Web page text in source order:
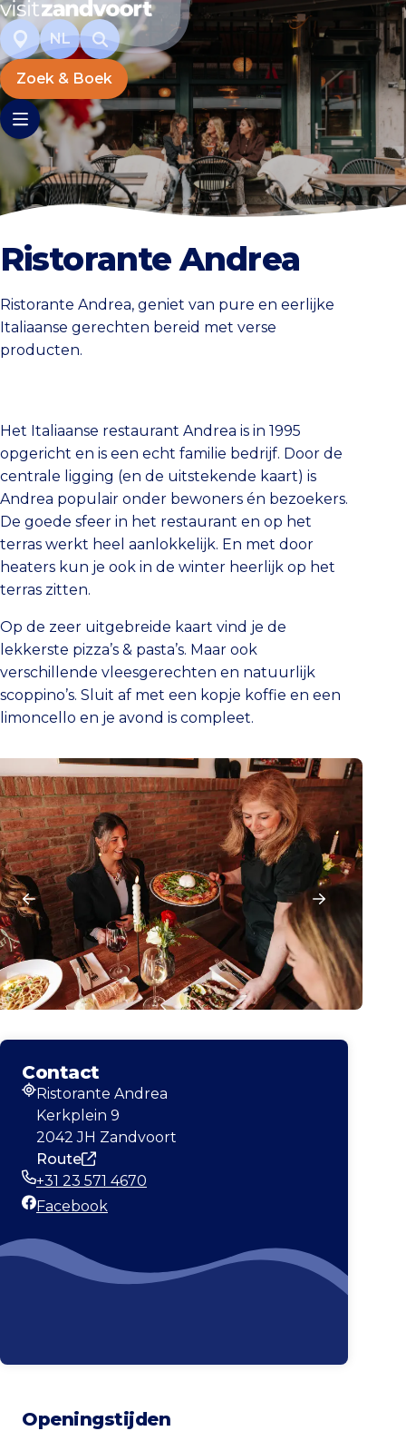
NL
Zoek & Boek
Ristorante Andrea
Ristorante Andrea, geniet van pure en eerlijke
Italiaanse gerechten bereid met verse
producten.
Het Italiaanse restaurant Andrea is in 1995
opgericht en is een echt familie bedrijf. Door de
centrale ligging (en de uitstekende kaart) is
Andrea populair onder bewoners én bezoekers.
De goede sfeer in het restaurant en op het
terras werkt heel aanlokkelijk. En met door
heaters kun je ook in de winter heerlijk op het
terras zitten.
Op de zeer uitgebreide kaart vind je de
lekkerste pizza’s & pasta’s. Maar ook
verschillende vleesgerechten en natuurlijk
scoppino’s. Sluit af met een kopje koffie en een
limoncello en je avond is compleet.
Contact
Adres
Ristorante Andrea
Kerkplein 9
2042 JH Zandvoort
Route
Telefoonnummer
+31 23 571 4670
Facebook
Openingstijden